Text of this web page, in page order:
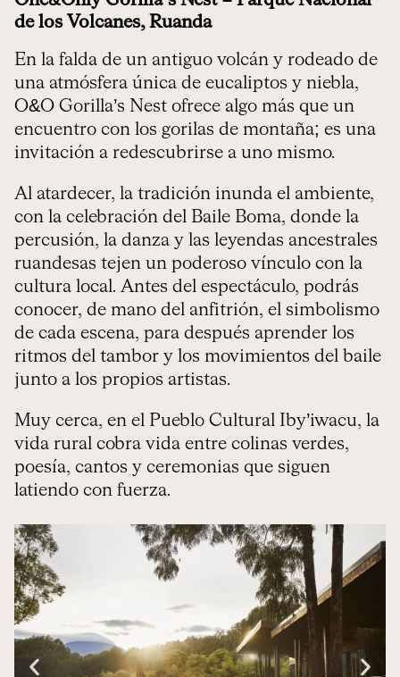
de los Volcanes, Ruanda
En la falda de un antiguo volcán y rodeado de
una atmósfera única de eucaliptos y niebla,
O&O Gorilla’s Nest ofrece algo más que un
encuentro con los gorilas de montaña; es una
invitación a redescubrirse a uno mismo.
Al atardecer, la tradición inunda el ambiente,
con la celebración del Baile Boma, donde la
percusión, la danza y las leyendas ancestrales
ruandesas tejen un poderoso vínculo con la
cultura local. Antes del espectáculo, podrás
conocer, de mano del anfitrión, el simbolismo
de cada escena, para después aprender los
ritmos del tambor y los movimientos del baile
junto a los propios artistas.
Muy cerca, en el Pueblo Cultural Iby’iwacu, la
vida rural cobra vida entre colinas verdes,
poesía, cantos y ceremonias que siguen
latiendo con fuerza.